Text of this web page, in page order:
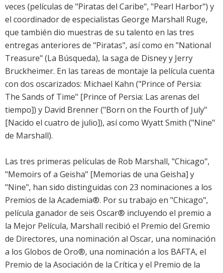
veces (películas de "Piratas del Caribe", "Pearl Harbor") y
el coordinador de especialistas George Marshall Ruge,
que también dio muestras de su talento en las tres
entregas anteriores de "Piratas", así como en "National
Treasure" (La Búsqueda), la saga de Disney y Jerry
Bruckheimer. En las tareas de montaje la película cuenta
con dos oscarizados: Michael Kahn ("Prince of Persia:
The Sands of Time" [Prince of Persia: Las arenas del
tiempo]) y David Brenner ("Born on the Fourth of July"
[Nacido el cuatro de julio]), así como Wyatt Smith ("Nine"
de Marshall).
Las tres primeras películas de Rob Marshall, "Chicago",
"Memoirs of a Geisha" [Memorias de una Geisha] y
"Nine", han sido distinguidas con 23 nominaciones a los
Premios de la Academia®. Por su trabajo en "Chicago",
película ganador de seis Oscar® incluyendo el premio a
la Mejor Película, Marshall recibió el Premio del Gremio
de Directores, una nominación al Oscar, una nominación
a los Globos de Oro®, una nominación a los BAFTA, el
Premio de la Asociación de la Crítica y el Premio de la